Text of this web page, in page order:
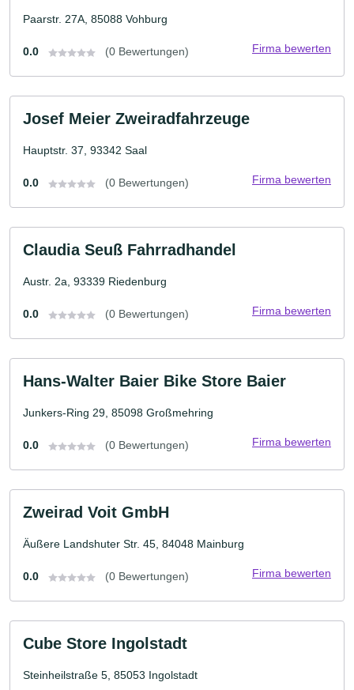
Paarstr. 27A, 85088 Vohburg
0.0 (0 Bewertungen) Firma bewerten
Josef Meier Zweiradfahrzeuge
Hauptstr. 37, 93342 Saal
0.0 (0 Bewertungen) Firma bewerten
Claudia Seuß Fahrradhandel
Austr. 2a, 93339 Riedenburg
0.0 (0 Bewertungen) Firma bewerten
Hans-Walter Baier Bike Store Baier
Junkers-Ring 29, 85098 Großmehring
0.0 (0 Bewertungen) Firma bewerten
Zweirad Voit GmbH
Äußere Landshuter Str. 45, 84048 Mainburg
0.0 (0 Bewertungen) Firma bewerten
Cube Store Ingolstadt
Steinheilstraße 5, 85053 Ingolstadt